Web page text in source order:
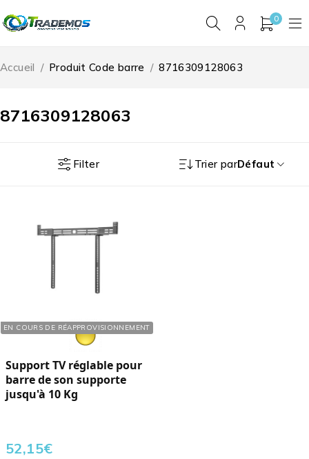
0
8716309128063
Accueil / Produit Code barre / 8716309128063
Filter Trier parDéfaut
EN COURS DE RÉAPPROVISIONNEMENT
Réf. : 289015
Support TV réglable pour
barre de son supporte
jusqu'à 10 Kg
52,15€